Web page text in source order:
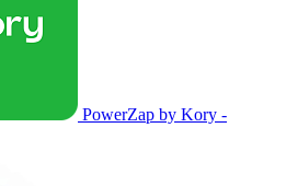
PowerZap by Kory -